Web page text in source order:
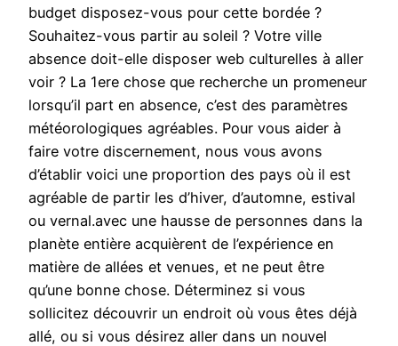
budget disposez-vous pour cette bordée ?
Souhaitez-vous partir au soleil ? Votre ville
absence doit-elle disposer web culturelles à aller
voir ? La 1ere chose que recherche un promeneur
lorsqu’il part en absence, c’est des paramètres
météorologiques agréables. Pour vous aider à
faire votre discernement, nous vous avons
d’établir voici une proportion des pays où il est
agréable de partir les d’hiver, d’automne, estival
ou vernal.avec une hausse de personnes dans la
planète entière acquièrent de l’expérience en
matière de allées et venues, et ne peut être
qu’une bonne chose. Déterminez si vous
sollicitez découvrir un endroit où vous êtes déjà
allé, ou si vous désirez aller dans un nouvel